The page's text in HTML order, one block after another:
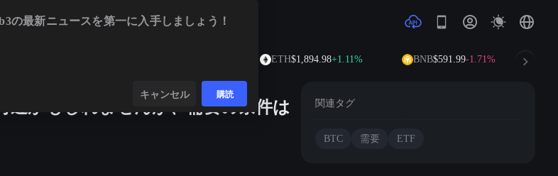
ETH$1,894.98+1.11% BNB$591.99-1.71%
かもしれませんが、需要の条件は
関連タグ
BTC 需要 ETF
の最新ニュースを第一に入手しましょう！
キャンセル 購読